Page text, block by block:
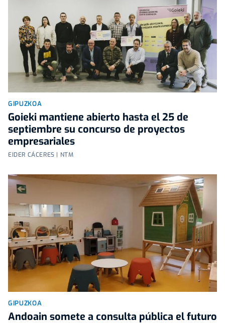
GIPUZKOA
Goieki mantiene abierto hasta el 25 de
septiembre su concurso de proyectos
empresariales
EIDER CÁCERES | NTM
GIPUZKOA
Andoain somete a consulta pública el futuro